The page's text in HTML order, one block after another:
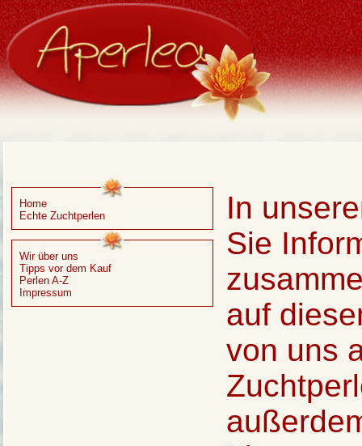
Home
Echte Zuchtperlen
Wir über uns
Tipps vor dem Kauf
Perlen A-Z
Impressum
In
Sie
auf
von uns